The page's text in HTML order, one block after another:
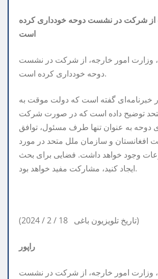
شرکت در نشست دوحه خودداری کرده
است
وزارت امور خارجه، از شرکت در نشست
دوحه خودداری کرده است.
خبرنامه‌ای گفته است که دولت موقت به
توضیح داده است که در صورت شرکت
به عنوان تنها طرف مسئول، توافق
افغانستان و سازمان ملل متحد در مورد
وجود خواهد داشت. فضایی برای بحث
ایجاد کنید، مشارکت مفید خواهد بود.
(2024 / 2 / 18 تاریخ تلویزیون باغی)
وزارت امور خارجه، از شرکت در نشست